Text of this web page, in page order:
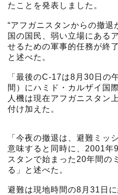
たことを発表しました。
“アフガニスタンからの撤
国の国民、弱い立場にある
せるための軍事的任務が終
と述べた。
「最後のC-17は8月30日の
間）にハミド・カルザイ国
人機は現在アフガニスタン
付け加えた。
「今夜の撤退は、避難ミッ
意味すると同時に、2001年
スタンで始まった20年間の
る」と述べた。
避難は現地時間の8月31日